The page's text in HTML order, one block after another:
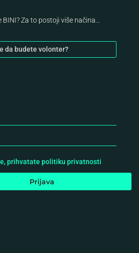
Za to postoji više načina…
da budete volonter?
prihvatate politiku privatnosti